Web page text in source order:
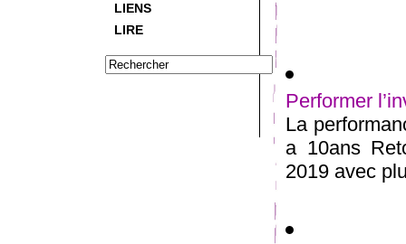
LIENS
LIRE
Performer
La
a 10ans
2019 avec